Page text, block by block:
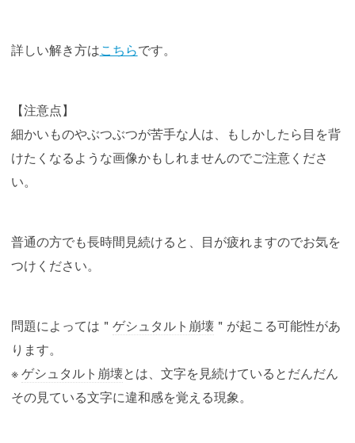
詳しい解き方はこちらです。
【注意点】
細かいものやぶつぶつが苦手な人は、もしかしたら目を背
けたくなるような画像かもしれませんのでご注意くださ
い。
普通の方でも長時間見続けると、目が疲れますのでお気を
つけください。
問題によっては＂ ゲシュタルト崩壊＂が起こる可能性があ
ります。
※ゲシュタルト崩壊とは、文字を見続けているとだんだん
その見ている文字に違和感を覚える現象。